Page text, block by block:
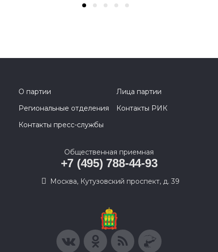
О партии
Лица партии
Региональные отделения
Контакты РИК
Контакты пресс-службы
Общественная приемная
+7 (495) 788-44-93
Москва, Кутузовский проспект, д. 39